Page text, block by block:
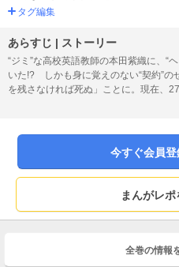
タグ編集
あらすじ | ストーリー
“ジミ”な高校英語教師の本田紫織に、“
いた!? しかも身に覚えのない“契約”の
を残さなければ死ぬ」ことに。現在、
今すぐ会員
まんがレポ
全巻の情報